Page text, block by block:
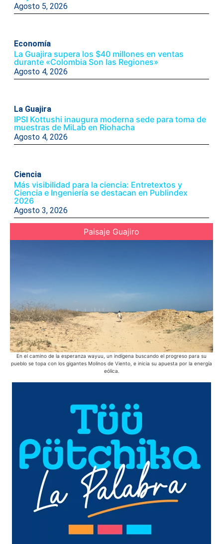
Agosto 5, 2026
Economía
La Guajira supera los $40 millones en ventas
durante «Colombia Son las Regiones»
Agosto 4, 2026
La Guajira
IPSI Kottushi inaugura moderna sede para toma de
muestras de MiLab en Riohacha
Agosto 4, 2026
Ciencia
Más visibilidad para la ciencia: Entretextos y
Ciencia e Ingeniería se destacan en Publindex
2026
Agosto 3, 2026
Paisaje Guajiro
En el camino de la esperanza wayuu, un indígena buscando el progreso para su
pueblo se topa con los gigantes Molinos de Viento, e inicia su apuesta por la energía
eólica.